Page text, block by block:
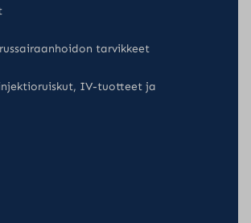
tarvikkeet
IV-tuotteet ja